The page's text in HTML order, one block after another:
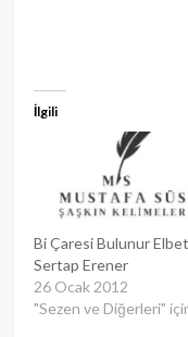
İlgili
Bi Çaresi Bulunur Elbet
Sertap Erener
26 Ocak 2012
"Sezen ve Diğerleri"